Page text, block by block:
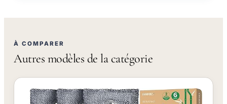
À COMPARER
Autres modèles de la catégorie